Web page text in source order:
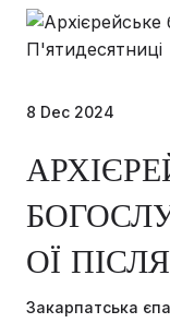
8 Dec 2024
ОЇ
Закарпатська